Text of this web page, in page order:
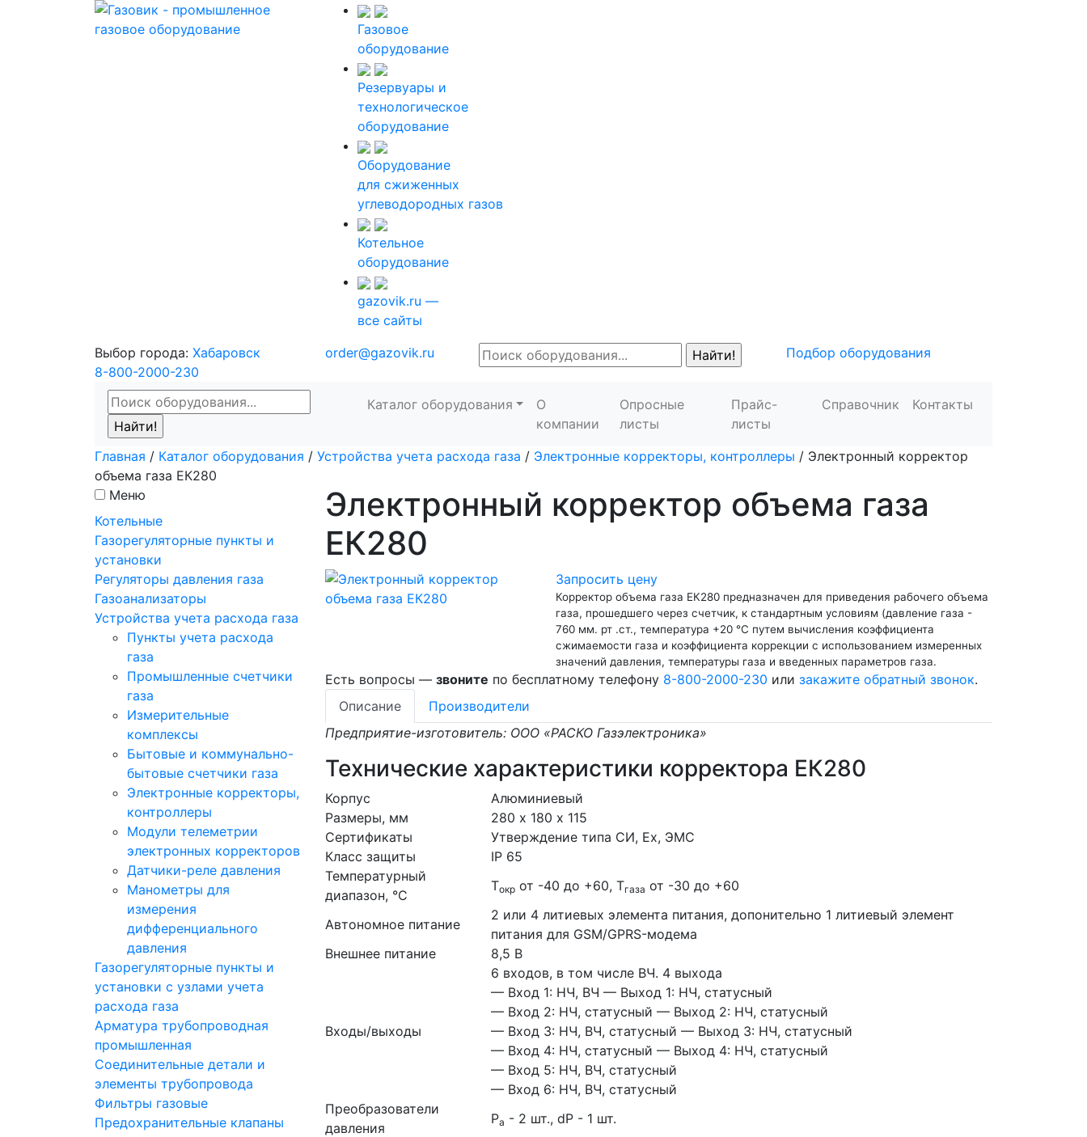
Газовое
оборудование
Резервуары и
технологическое
оборудование
Оборудование
для сжиженных
углеводородных газов
Котельное
оборудование
gazovik.ru —
все сайты
Выбор города: Хабаровск
8-800-2000-230
order@gazovik.ru Подбор оборудования
Каталог оборудования
О
компании
Опросные
листы
Прайс-
листы
Справочник Контакты
Главная / Каталог оборудования / Устройства учета расхода газа / Электронные корректоры, контроллеры / Электронный корректор
объема газа ЕК280
Меню
Котельные
Газорегуляторные пункты и
установки
Регуляторы давления газа
Газоанализаторы
Устройства учета расхода газа
Пункты учета расхода
газа
Промышленные счетчики
газа
Измерительные
комплексы
Бытовые и коммунально-
бытовые счетчики газа
Электронные корректоры,
контроллеры
Модули телеметрии
электронных корректоров
Датчики-реле давления
Манометры для
измерения
дифференциального
давления
Газорегуляторные пункты и
установки с узлами учета
расхода газа
Арматура трубопроводная
промышленная
Соединительные детали и
элементы трубопровода
Фильтры газовые
Предохранительные клапаны
Электронный корректор объема газа
ЕК280
Запросить цену
Корректор объема газа ЕК280 предназначен для приведения рабочего объема
газа, прошедшего через счетчик, к стандартным условиям (давление газа -
760 мм. рт .ст., температура +20 °С путем вычисления коэффициента
сжимаемости газа и коэффициента коррекции с использованием измеренных
значений давления, температуры газа и введенных параметров газа.
Есть вопросы — звоните по бесплатному телефону 8-800-2000-230 или закажите обратный звонок.
Описание
Производители
Предприятие-изготовитель: ООО «РАСКО Газэлектроника»
Технические характеристики корректора ЕК280
Корпус
Алюминиевый
Размеры, мм
280 х 180 х 115
Сертификаты
Утверждение типа СИ, Ex, ЭМС
Класс защиты
IP 65
Температурный
диапазон, °С
Tокр от -40 до +60, Tгаза от -30 до +60
Автономное питание
2 или 4 литиевых элемента питания, допонительно 1 литиевый элемент
питания для GSM/GPRS-модема
Внешнее питание
8,5 В
Входы/выходы
6 входов, в том числе ВЧ. 4 выхода
— Вход 1: НЧ, ВЧ — Выход 1: НЧ, статусный
— Вход 2: НЧ, статусный — Выход 2: НЧ, статусный
— Вход 3: НЧ, ВЧ, статусный — Выход 3: НЧ, статусный
— Вход 4: НЧ, статусный — Выход 4: НЧ, статусный
— Вход 5: НЧ, ВЧ, статусный
— Вход 6: НЧ, ВЧ, статусный
Преобразователи
давления
Pа - 2 шт., dP - 1 шт.